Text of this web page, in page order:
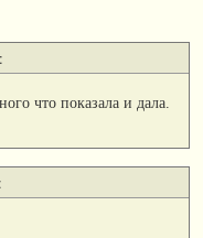
:
что показала и дала.
: